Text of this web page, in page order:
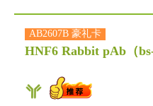
AB2607B 豪礼卡
HNF6 Rabbit pAb （